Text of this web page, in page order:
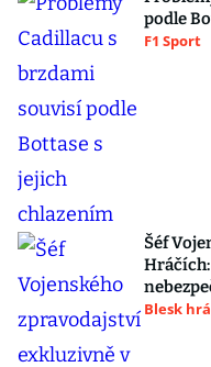
podle
F1 Sport
Šéf
Blesk